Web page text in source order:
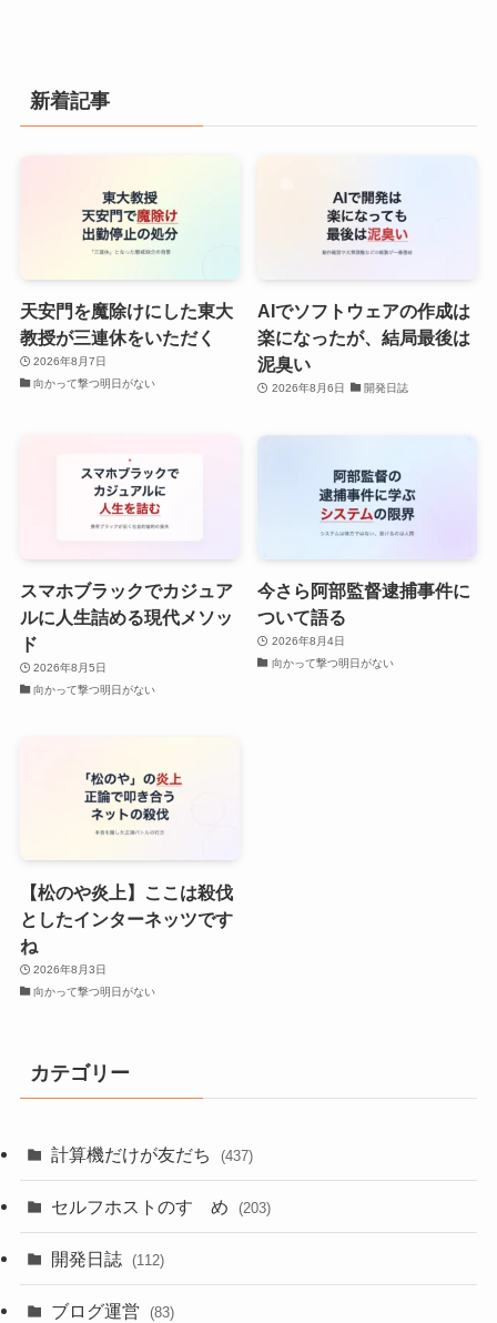
新着記事
天安門を魔除けにした東大
教授が三連休をいただく
2026年8月7日
向かって撃つ明日がない
AIでソフトウェアの作成は
楽になったが、結局最後は
泥臭い
2026年8月6日 開発日誌
スマホブラックでカジュア
ルに人生詰める現代メソッ
ド
2026年8月5日
向かって撃つ明日がない
今さら阿部監督逮捕事件に
ついて語る
2026年8月4日
向かって撃つ明日がない
【松のや炎上】ここは殺伐
としたインターネッツです
ね
2026年8月3日
向かって撃つ明日がない
カテゴリー
計算機だけが友だち (437)
セルフホストのすゝめ (203)
開発日誌 (112)
ブログ運営 (83)